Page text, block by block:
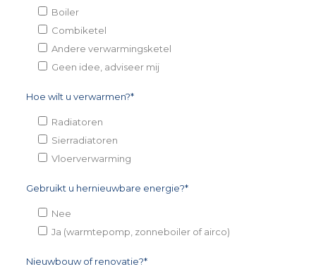
Boiler
Combiketel
Andere verwarmingsketel
Geen idee, adviseer mij
Hoe wilt u verwarmen?*
Radiatoren
Sierradiatoren
Vloerverwarming
Gebruikt u hernieuwbare energie?*
Nee
Ja (warmtepomp, zonneboiler of airco)
Nieuwbouw of renovatie?*